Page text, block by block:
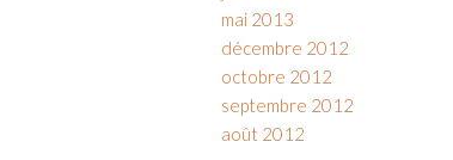
mai 2013
décembre 2012
octobre 2012
septembre 2012
août 2012